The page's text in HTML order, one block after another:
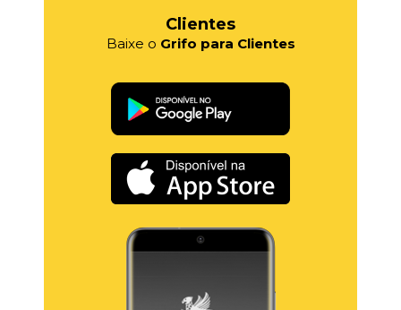
Clientes
Baixe o Grifo para Clientes